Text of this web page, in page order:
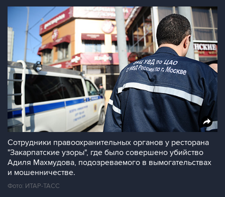
Сотрудники правоохранительных органов у ресторана
"Закарпатские узоры", где было совершено убийство
Адиля Махмудова, подозреваемого в вымогательствах
и мошенничестве.
Фото: ИТАР-ТАСС